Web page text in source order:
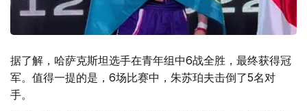
据了解，哈萨克斯坦选手在青年组中6战全胜，最终获得冠
军。值得一提的是，6场比赛中，朱苏珀夫击倒了5名对
手。